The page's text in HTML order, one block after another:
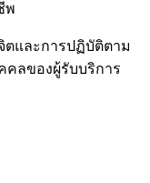
พ
ตและการปฏิบัติตาม
ลของผู้รับบริการ